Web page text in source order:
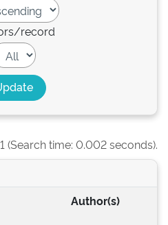
record
(Search time: 0.002 seconds).
Author(s)